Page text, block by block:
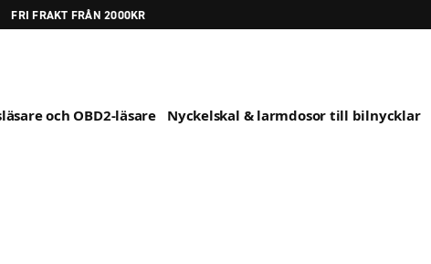
FRI FRAKT FRÅN 2000KR
och OBD2-läsare Nyckelskal & larmdosor till bilnycklar